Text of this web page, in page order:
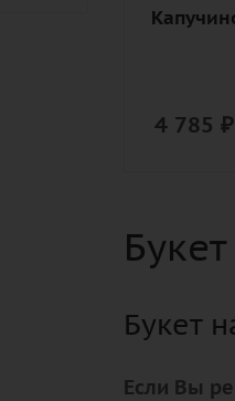
4 785 ₽
Букет
Если Вы